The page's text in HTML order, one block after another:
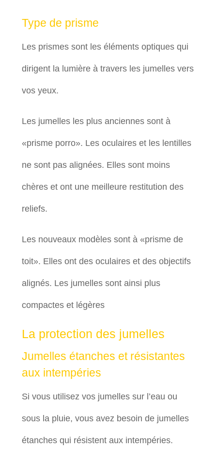
Type de prisme
Les prismes sont les éléments optiques qui
dirigent la lumière à travers les jumelles vers
vos yeux.
Les jumelles les plus anciennes sont à
«prisme porro». Les oculaires et les lentilles
ne sont pas alignées. Elles sont moins
chères et ont une meilleure restitution des
reliefs.
Les nouveaux modèles sont à «prisme de
toit». Elles ont des oculaires et des objectifs
alignés. Les jumelles sont ainsi plus
compactes et légères
La protection des jumelles
Jumelles étanches et résistantes
aux intempéries
Si vous utilisez vos jumelles sur l’eau ou
sous la pluie, vous avez besoin de jumelles
étanches qui résistent aux intempéries.